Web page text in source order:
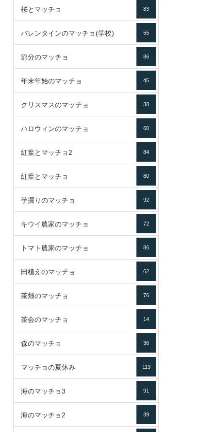
桜とマッチョ 83
バレンタインのマッチョ(学校) 55
節分のマッチョ 86
年末年始のマッチョ 45
クリスマスのマッチョ 38
ハロウィンのマッチョ 60
紅葉とマッチョ2 84
紅葉とマッチョ 80
芋掘りのマッチョ 92
キウイ農家のマッチョ 72
トマト農家のマッチョ 86
田植えのマッチョ 62
茶畑のマッチョ 76
茶会のマッチョ 14
森のマッチョ 36
マッチョの夏休み 113
海のマッチョ3 91
海のマッチョ2 39